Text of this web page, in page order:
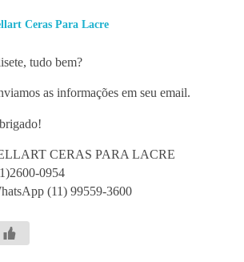
Ceras Para Lacre
tudo bem?
as informações em seu email.
CERAS PARA LACRE
0954
(11) 99559-3600